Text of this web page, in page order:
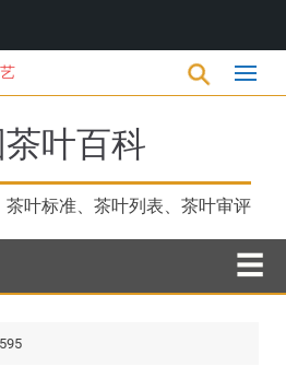
叶百科
叶标准、茶叶列表、茶叶审评